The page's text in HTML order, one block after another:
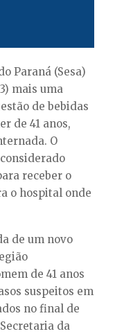
Paraná (Sesa)
mais uma
de bebidas
de 41 anos,
O
receber o
o hospital onde
de um novo
de 41 anos
suspeitos em
no final de
da